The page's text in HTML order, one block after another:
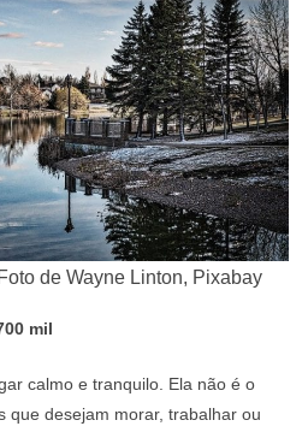
de Wayne Linton, Pixabay
mil
calmo e tranquilo. Ela não é o
que desejam morar, trabalhar ou